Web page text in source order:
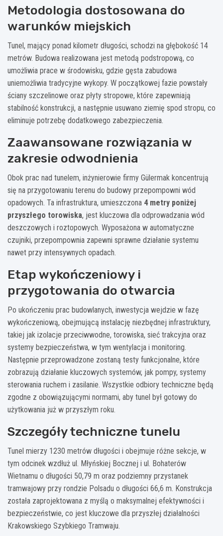
Metodologia dostosowana do
warunków miejskich
Tunel, mający ponad kilometr długości, schodzi na głębokość 14
metrów. Budowa realizowana jest metodą podstropową, co
umożliwia prace w środowisku, gdzie gęsta zabudowa
uniemożliwia tradycyjne wykopy. W początkowej fazie powstały
ściany szczelinowe oraz płyty stropowe, które zapewniają
stabilność konstrukcji, a następnie usuwano ziemię spod stropu, co
eliminuje potrzebę dodatkowego zabezpieczenia.
Zaawansowane rozwiązania w
zakresie odwodnienia
Obok prac nad tunelem, inżynierowie firmy Gülermak koncentrują
się na przygotowaniu terenu do budowy przepompowni wód
opadowych. Ta infrastruktura, umieszczona 4 metry poniżej
przyszłego torowiska, jest kluczowa dla odprowadzania wód
deszczowych i roztopowych. Wyposażona w automatyczne
czujniki, przepompownia zapewni sprawne działanie systemu
nawet przy intensywnych opadach.
Etap wykończeniowy i
przygotowania do otwarcia
Po ukończeniu prac budowlanych, inwestycja wejdzie w fazę
wykończeniową, obejmującą instalację niezbędnej infrastruktury,
takiej jak izolacje przeciwwodne, torowiska, sieć trakcyjna oraz
systemy bezpieczeństwa, w tym wentylacja i monitoring.
Następnie przeprowadzone zostaną testy funkcjonalne, które
zobrazują działanie kluczowych systemów, jak pompy, systemy
sterowania ruchem i zasilanie. Wszystkie odbiory techniczne będą
zgodne z obowiązującymi normami, aby tunel był gotowy do
użytkowania już w przyszłym roku.
Szczegóły techniczne tunelu
Tunel mierzy 1230 metrów długości i obejmuje różne sekcje, w
tym odcinek wzdłuż ul. Młyńskiej Bocznej i ul. Bohaterów
Wietnamu o długości 50,79 m oraz podziemny przystanek
tramwajowy przy rondzie Polsadu o długości 66,6 m. Konstrukcja
została zaprojektowana z myślą o maksymalnej efektywności i
bezpieczeństwie, co jest kluczowe dla przyszłej działalności
Krakowskiego Szybkiego Tramwaju.